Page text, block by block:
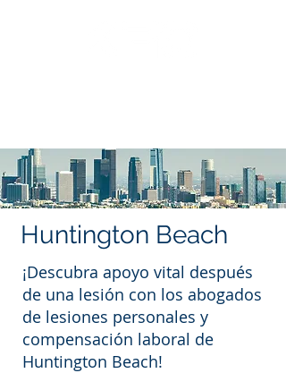
Huntington Beach
¡Descubra apoyo vital después
de una lesión con los abogados
de lesiones personales y
compensación laboral de
Huntington Beach!